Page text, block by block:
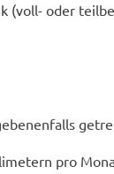
(voll- oder
pro